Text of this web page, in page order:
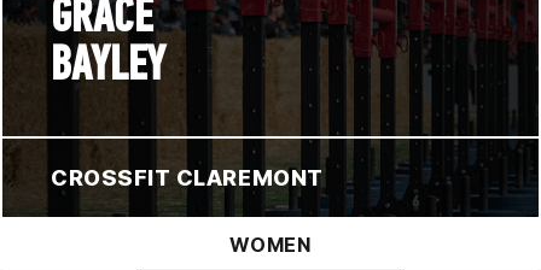
GRACE
BAYLEY
CROSSFIT CLAREMONT
WOMEN